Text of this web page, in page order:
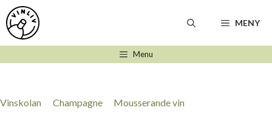
Hoppa
till
innehåll
MENY
Menu
Vinskolan Champagne Mousserande vin